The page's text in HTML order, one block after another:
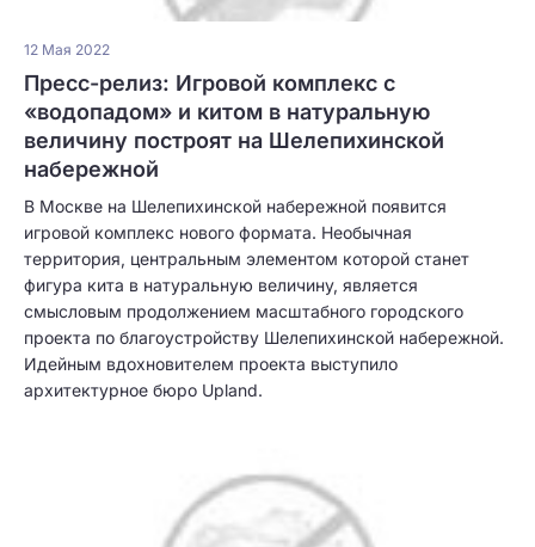
12 Мая 2022
Пресс-релиз: Игровой комплекс с
«водопадом» и китом в натуральную
величину построят на Шелепихинской
набережной
В Москве на Шелепихинской набережной появится
игровой комплекс нового формата. Необычная
территория, центральным элементом которой станет
фигура кита в натуральную величину, является
смысловым продолжением масштабного городского
проекта по благоустройству Шелепихинской набережной.
Идейным вдохновителем проекта выступило
архитектурное бюро Upland.